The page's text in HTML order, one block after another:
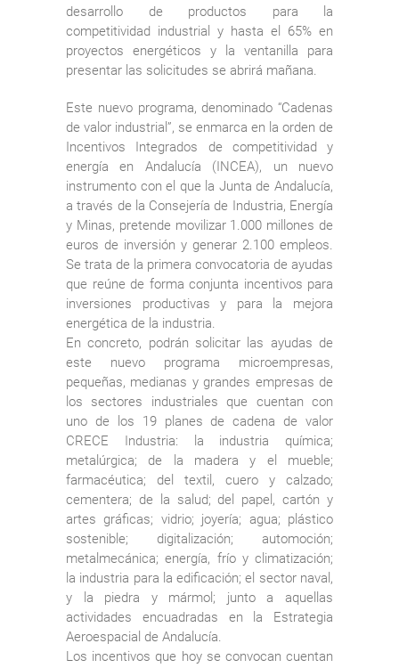
desarrollo de productos para la
competitividad industrial y hasta el 65% en
proyectos energéticos y la ventanilla para
presentar las solicitudes se abrirá mañana.
Este nuevo programa, denominado “Cadenas
de valor industrial”, se enmarca en la orden de
Incentivos Integrados de competitividad y
energía en Andalucía (INCEA), un nuevo
instrumento con el que la Junta de Andalucía,
a través de la Consejería de Industria, Energía
y Minas, pretende movilizar 1.000 millones de
euros de inversión y generar 2.100 empleos.
Se trata de la primera convocatoria de ayudas
que reúne de forma conjunta incentivos para
inversiones productivas y para la mejora
energética de la industria.
En concreto, podrán solicitar las ayudas de
este nuevo programa microempresas,
pequeñas, medianas y grandes empresas de
los sectores industriales que cuentan con
uno de los 19 planes de cadena de valor
CRECE Industria: la industria química;
metalúrgica; de la madera y el mueble;
farmacéutica; del textil, cuero y calzado;
cementera; de la salud; del papel, cartón y
artes gráficas; vidrio; joyería; agua; plástico
sostenible; digitalización; automoción;
metalmecánica; energía, frío y climatización;
la industria para la edificación; el sector naval,
y la piedra y mármol; junto a aquellas
actividades encuadradas en la Estrategia
Aeroespacial de Andalucía.
Los incentivos que hoy se convocan cuentan